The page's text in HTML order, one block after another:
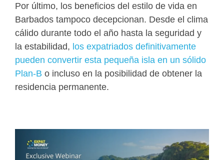
Por último, los beneficios del estilo de vida en
Barbados tampoco decepcionan. Desde el clima
cálido durante todo el año hasta la seguridad y
la estabilidad, los expatriados definitivamente
pueden convertir esta pequeña isla en un sólido
Plan-B o incluso en la posibilidad de obtener la
residencia permanente.